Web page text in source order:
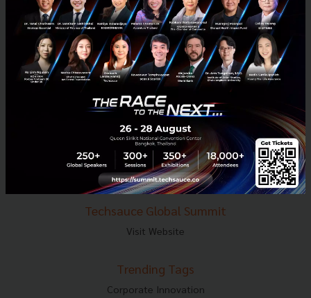
E-mail :contact@techsauce.co
Tel : 02-001-5375
Mobile : 06-4658-9500
Techsauce Media
About Techsauce
Techsauce Services
Privacy Policy
ส่งบทความ
Techsauce Global Summit
Visit Website
Trending Tags
Corporate Innovation